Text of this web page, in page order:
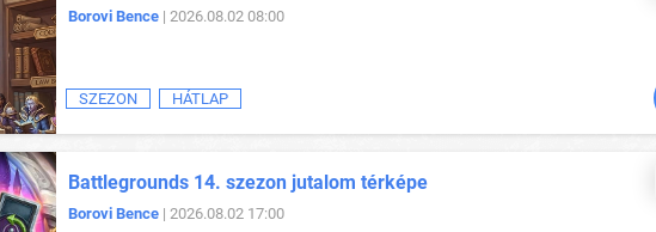
Borovi Bence | 2026.08.02 08:00
SZEZON HÁTLAP
Battlegrounds 14. szezon jutalom térképe
Borovi Bence | 2026.08.02 17:00